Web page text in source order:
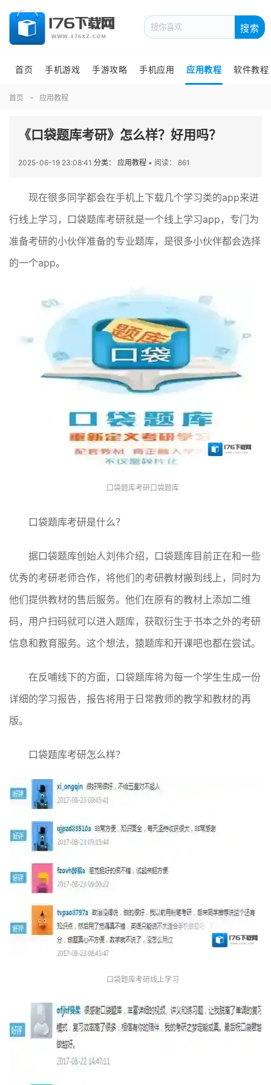
搜索
首页 手机游戏 手游攻略 手机应用 应用教程 软件教程
首页 应用教程
《口袋题库考研》怎么样？好用吗？
2025-06-19 23:08:41 分类： 应用教程 • 阅读： 861
现在很多同学都会在手机上下载几个学习类的app来进
行线上学习，口袋题库考研就是一个线上学习app，专门为
准备考研的小伙伴准备的专业题库，是很多小伙伴都会选择
的一个app。
口袋题库考研口袋题库
口袋题库考研是什么？
据口袋题库创始人刘伟介绍，口袋题库目前正在和一些
优秀的考研老师合作，将他们的考研教材搬到线上，同时为
他们提供教材的售后服务。他们在原有的教材上添加二维
码，用户扫码就可以进入题库，获取衍生于书本之外的考研
信息和教育服务。这个想法，猿题库和开课吧也都在尝试。
在反哺线下的方面，口袋题库将为每一个学生生成一份
详细的学习报告，报告将用于日常教师的教学和教材的再
版。
口袋题库考研怎么样？
口袋题库考研线上学习